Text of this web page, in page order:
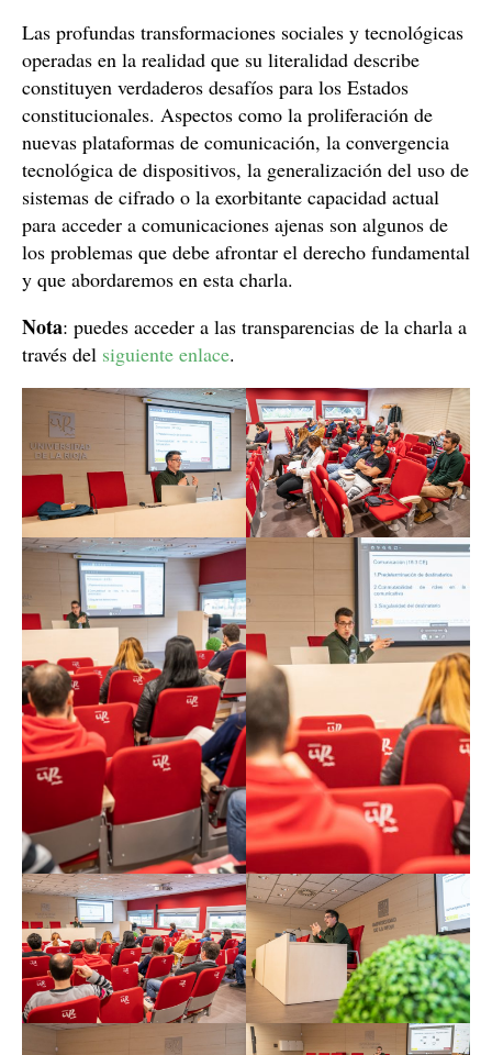
Las profundas transformaciones sociales y tecnológicas
operadas en la realidad que su literalidad describe
constituyen verdaderos desafíos para los Estados
constitucionales. Aspectos como la proliferación de
nuevas plataformas de comunicación, la convergencia
tecnológica de dispositivos, la generalización del uso de
sistemas de cifrado o la exorbitante capacidad actual
para acceder a comunicaciones ajenas son algunos de
los problemas que debe afrontar el derecho fundamental
y que abordaremos en esta charla.
Nota: puedes acceder a las transparencias de la charla a
través del siguiente enlace.